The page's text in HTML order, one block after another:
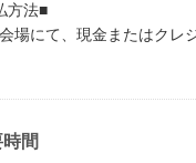
方法■
場にて、現金またはクレ
間